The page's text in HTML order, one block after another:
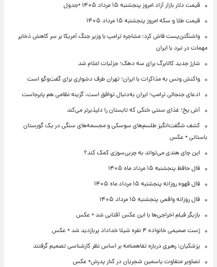
قیمت دلار بازار آزاد امروز پنجشنبه ۱۵ مرداد ۱۴۰۵ +جدول
قیمت طلا و سکه امروز پنجشنبه ۱۵ مرداد ۱۴۰۵
واشنگتن‌پست فاش کرد: مشاجره ترامپ با وزیر جنگ آمریکا بر سر کاهش ذخایر
مهمات در نبرد با ایران
شارژ جدید کالابرگ برای سه دهک؛ جزئیات اعلام شد
واکنش ونس به مذاکرات با ایران؛ تهران طرف دشواری برای گفت‌وگو است
ادعای جنجالی ترامپ؛ ایران به‌دنبال توافق است، گزینه نظامی هم پابرجاست
آش یخ؛ غذای سنتی خنکی که تابستان را دلپذیرتر می‌کند
کشف شگفت‌انگیز طلسم‌های سوسکی و مجسمه‌های سنگی در یک گورستان
باستانی + عکس
این چای هندی می‌تواند به چربی‌سوزی کمک کند؟
فال حافظ پنجشنبه ۱۵ مرداد ماه ۱۴۰۵
فال قهوه روزانه پنجشنبه ۱۵ مرداد ماه ۱۴۰۵
فال روزانه واقعی پنجشنبه ۱۵ مرداد ۱۴۰۵
بازیگر فیلم اخراجی‌ها با این عکس آفتابی شد + عکس
ژست صمیمی خانواده ۴ نفره شیلا خداداد پربازدید شد + عکس
پزشکیان: رهبری درباره تفاهمنامه بر اساس نظر کارشناسی تصمیم گرفتند
تصاویر متفاوت یاسمین شجریان در کنار پدرش+ عکس